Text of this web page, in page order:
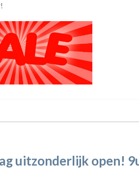
uitzonderlijk open!